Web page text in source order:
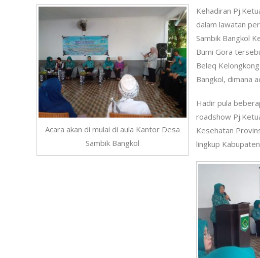
Acara akan di mulai di aula Kantor Desa
Sambik Bangkol
Kehadiran
dalam lawatan
Sambik Bangkol
Bumi Gora
Beleq
Bangkol, dimana
Hadir pula
roadshow
Kesehatan
lingkup